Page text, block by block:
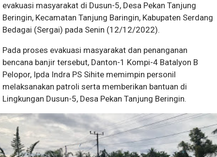
evakuasi masyarakat di Dusun-5, Desa Pekan Tanjung
Beringin, Kecamatan Tanjung Baringin, Kabupaten Serdang
Bedagai (Sergai) pada Senin (12/12/2022).
Pada proses evakuasi masyarakat dan penanganan
bencana banjir tersebut, Danton-1 Kompi-4 Batalyon B
Pelopor, Ipda Indra PS Sihite memimpin personil
melaksanakan patroli serta memberikan bantuan di
Lingkungan Dusun-5, Desa Pekan Tanjung Beringin.